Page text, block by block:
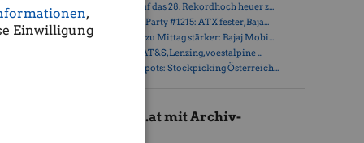
,
Einwilligung
Vom
ein
» ATX steuert auf das 28. Rekordhoch heuer z...
» Wiener Börse Party #1215: ATX fester, Baja...
» Wiener Börse zu Mittag stärker: Bajaj Mobi...
» ATX-Trends: AT&S, Lenzing, voestalpine ...
» Österreich-Depots: Stockpicking Österreich...
Audio-CD.at mit Archiv-